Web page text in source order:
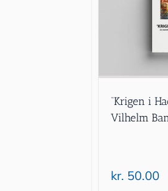
“Krigen i
Vilhelm
kr. 50.00